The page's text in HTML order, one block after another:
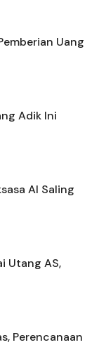
Uang
Adik Ini
AI Saling
Utang AS,
Perencanaan